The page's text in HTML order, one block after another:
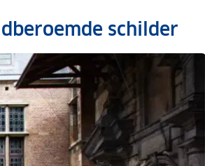
schilder